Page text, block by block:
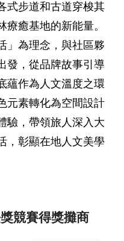
式步道和古道穿梭其
癒基地的新能量。
」為理念，與社區夥
發，從品牌故事引導
蘊作為人文溫度之環
元素轉化為空間設計
驗，帶領旅人深入大
，彰顯在地人文美學
競賽得獎攤商